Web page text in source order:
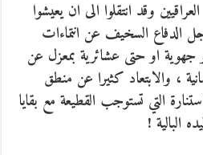
وقد انتقلوا الى ان يعيشوا
الدفاع السخيف عن انتماءات
جهوية او حتى عشائرية بمعزل عن
، والابتعاد كثيرا عن منطق
التي تستوجب القطيعة مع بقايا
البالية !